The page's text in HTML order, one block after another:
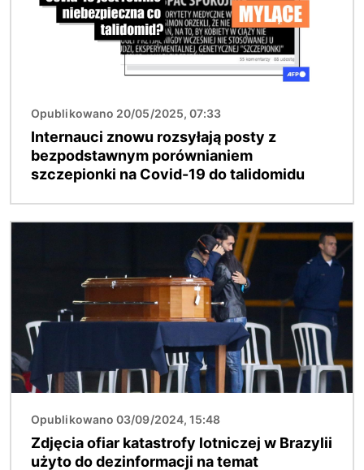
Opublikowano 20/05/2025, 07:33
Internauci znowu rozsyłają posty z
bezpodstawnym porównianiem
szczepionki na Covid-19 do talidomidu
Opublikowano 03/09/2024, 15:48
Zdjęcia ofiar katastrofy lotniczej w Brazylii
użyto do dezinformacji na temat